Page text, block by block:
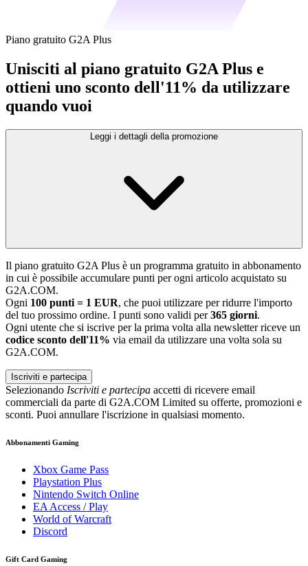
Piano gratuito G2A Plus
Unisciti al piano gratuito G2A Plus e
ottieni uno sconto dell'11% da utilizzare
quando vuoi
Leggi i dettagli della promozione
Il piano gratuito G2A Plus è un programma gratuito in abbonamento
in cui è possibile accumulare punti per ogni articolo acquistato su
G2A.COM.
Ogni 100 punti = 1 EUR, che puoi utilizzare per ridurre l'importo
del tuo prossimo ordine. I punti sono validi per365 giorni.
Ogni utente che si iscrive per la prima volta alla newsletter riceve un
codice sconto dell'11% via email da utilizzare una volta sola su
G2A.COM.
Iscriviti e partecipa
Selezionando Iscriviti e partecipa accetti di ricevere email
commerciali da parte di G2A.COM Limited su offerte, promozioni e
sconti. Puoi annullare l'iscrizione in qualsiasi momento.
Abbonamenti Gaming
Xbox Game Pass
Playstation Plus
Nintendo Switch Online
EA Access / Play
World of Warcraft
Discord
Gift Card Gaming